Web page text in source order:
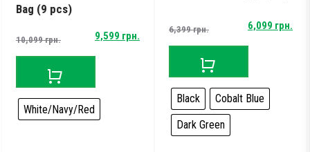
Bag (9 pcs)
10,099грн.Original
price
was:
10,099 грн..
9,599 грн.
Current
price
is:
9,599 грн..
White/Navy/Red
6,399грн.Original
price
was:
6,399 грн..
6,099 грн.
Current
price
is:
6,099 грн..
Black
Cobalt Blue
Dark Green